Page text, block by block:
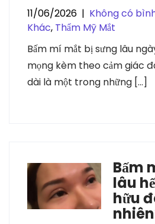
11/06/2026 | Không có
Khác, Thẩm Mỹ Mắt
Bấm mí mắt bị sưng lâu
mọng kèm theo cảm giác
dài là một trong những […]
Bấm
lâu
hữu